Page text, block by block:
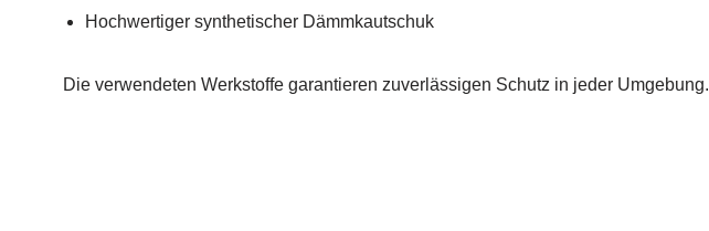
Hochwertiger synthetischer Dämmkautschuk
Die verwendeten Werkstoffe garantieren zuverlässigen Schutz in jeder Umgebung.